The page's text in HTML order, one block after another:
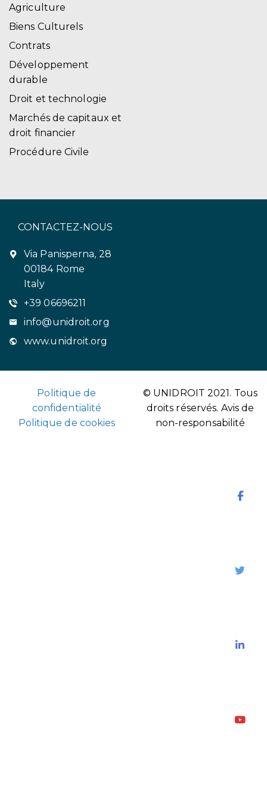
Agriculture
Biens Culturels
Contrats
Développement
durable
Droit et technologie
Marchés de capitaux et
droit financier
Procédure Civile
CONTACTEZ-NOUS
Via Panisperna, 28
00184 Rome
Italy
+39 06696211
info@unidroit.org
www.unidroit.org
Politique de
confidentialité
Politique de cookies
© UNIDROIT 2021. Tous
droits réservés. Avis de
non-responsabilité